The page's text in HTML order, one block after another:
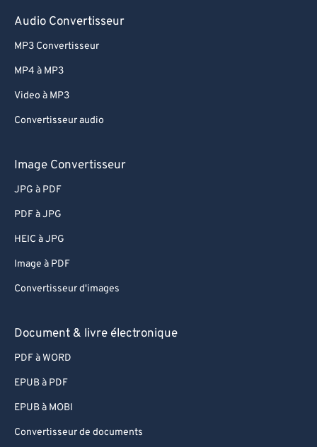
Audio Convertisseur
MP3 Convertisseur
MP4 à MP3
Video à MP3
Convertisseur audio
Image Convertisseur
JPG à PDF
PDF à JPG
HEIC à JPG
Image à PDF
Convertisseur d'images
Document & livre électronique
PDF à WORD
EPUB à PDF
EPUB à MOBI
Convertisseur de documents